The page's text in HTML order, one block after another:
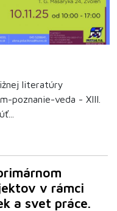
literatúry
poznanie-veda - XIII.
v rámci
a svet práce.